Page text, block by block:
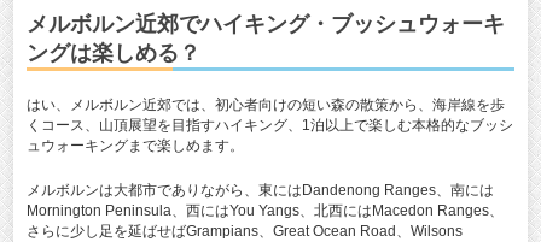
メルボルン近郊でハイキング・ブッシュウォーキ
ングは楽しめる？
はい、メルボルン近郊では、初心者向けの短い森の散策から、海岸線を歩
くコース、山頂展望を目指すハイキング、1泊以上で楽しむ本格的なブッシ
ュウォーキングまで楽しめます。
メルボルンは大都市でありながら、東にはDandenong Ranges、南には
Mornington Peninsula、西にはYou Yangs、北西にはMacedon Ranges、
さらに少し足を延ばせばGrampians、Great Ocean Road、Wilsons